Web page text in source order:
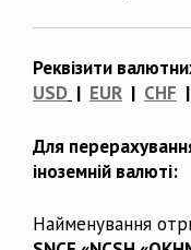
Реквізити
USD | EUR | CHF |
Для
іноземній валюті:
Найменування